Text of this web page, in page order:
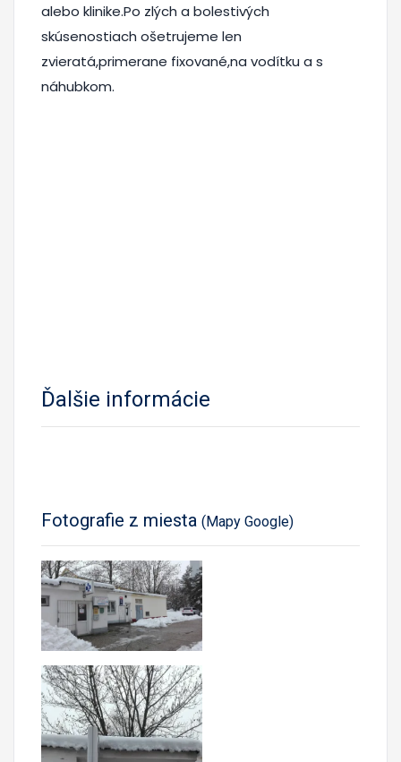
alebo klinike.Po zlých a bolestivých
skúsenostiach ošetrujeme len
zvieratá,primerane fixované,na vodítku a s
náhubkom.
Ďalšie informácie
Fotografie z miesta (Mapy Google)